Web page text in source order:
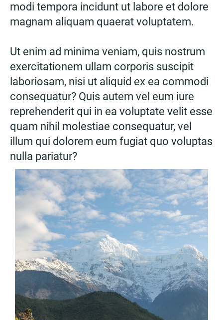
modi tempora incidunt ut labore et dolore
magnam aliquam quaerat voluptatem.
Ut enim ad minima veniam, quis nostrum
exercitationem ullam corporis suscipit
laboriosam, nisi ut aliquid ex ea commodi
consequatur? Quis autem vel eum iure
reprehenderit qui in ea voluptate velit esse
quam nihil molestiae consequatur, vel
illum qui dolorem eum fugiat quo voluptas
nulla pariatur?